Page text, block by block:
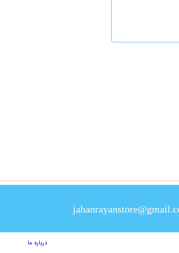
درباره ما